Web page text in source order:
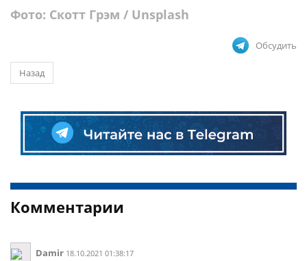
Фото: Скотт Грэм / Unsplash
Обсудить
Назад
Комментарии
Damir 18.10.2021 01:38:17